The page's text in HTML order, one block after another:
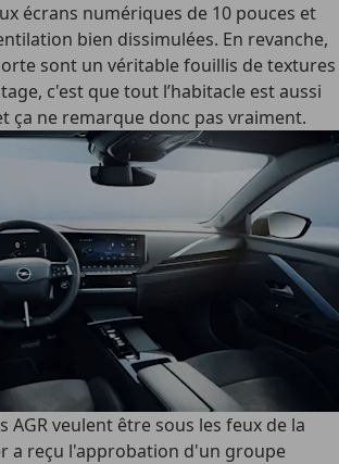
écrans numériques de 10 pouces et
bien dissimulées. En revanche,
sont un véritable fouillis de textures
c'est que tout l’habitacle est aussi
ça ne remarque donc pas vraiment.
AGR veulent être sous les feux de la
a reçu l'approbation d'un groupe